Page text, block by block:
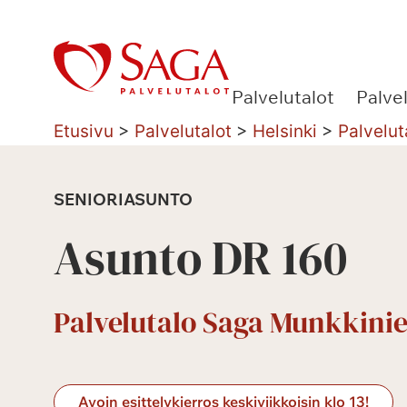
sisältöön
Palvelutalot
Etusivu > Palvelutalot > Helsinki >
SENIORIASUNTO
Asunto DR 160
Palvelutalo Saga
Avoin esittelykierros keskiviikkoisin klo 13!